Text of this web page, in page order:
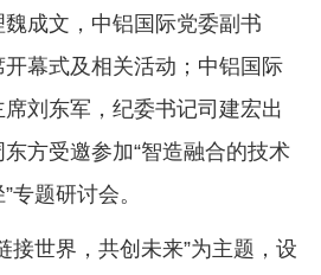
成文，中铝国际党委副书
幕式及相关活动；中铝国际
刘东军，纪委书记司建宏出
方受邀参加“智造融合的技术
专题研讨会。
接世界，共创未来”为主题，设